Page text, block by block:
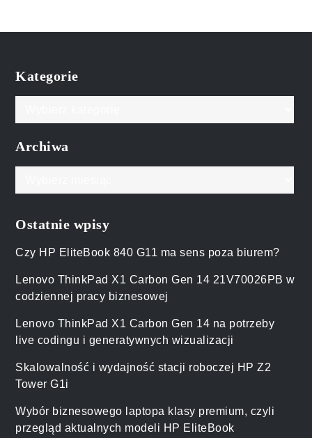
Kategorie
Archiwa
Ostatnie wpisy
Czy HP EliteBook 840 G11 ma sens poza biurem?
Lenovo ThinkPad X1 Carbon Gen 14 21V70026PB w
codziennej pracy biznesowej
Lenovo ThinkPad X1 Carbon Gen 14 na potrzeby
live codingu i generatywnych wizualizacji
Skalowalność i wydajność stacji roboczej HP Z2
Tower G1i
Wybór biznesowego laptopa klasy premium, czyli
przegląd aktualnych modeli HP EliteBook